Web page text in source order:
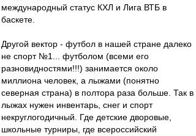
международный статус КХЛ и Лига ВТБ в
баскете.
Другой вектор - футбол в нашей стране далеко
не спорт №1... футболом (всеми его
разновидностями!!!) занимается около
миллиона человек, а лыжами (понятно
северная страна) в полтора раза больше. Так в
лыжах нужен инвентарь, снег и спорт
некруглогодичный. Где детские дворовые,
школьные турниры, где всероссийский